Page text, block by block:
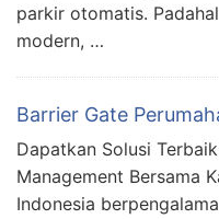
parkir otomatis.
modern, …
Barrier Gate
Dapatkan Solusi
Management Bersama
Indonesia